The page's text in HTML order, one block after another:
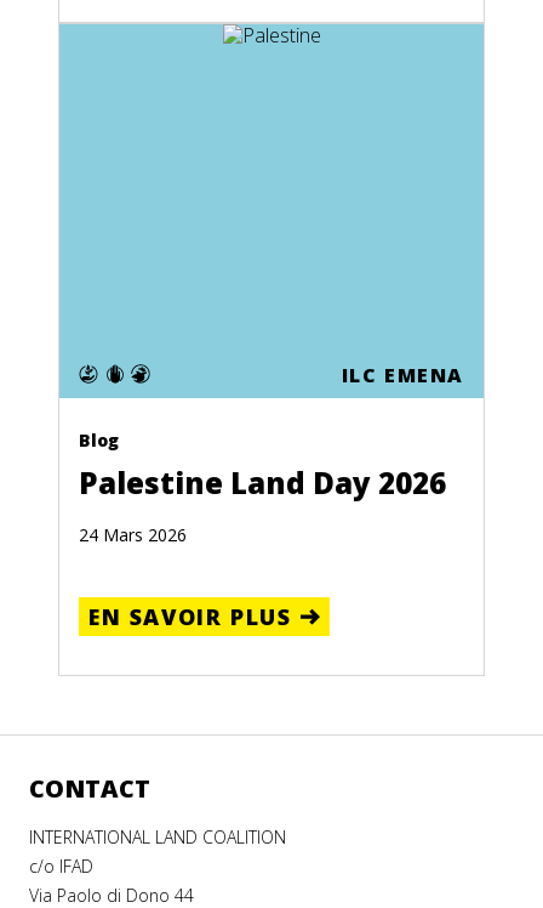
ILC EMENA
Blog
Palestine Land Day 2026
24 Mars 2026
EN SAVOIR PLUS
CONTACT
INTERNATIONAL LAND COALITION
c/o IFAD
Via Paolo di Dono 44